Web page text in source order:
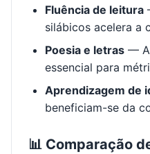
Fluência de leitura
silábicos acelera a
Poesia e letras — A
essencial para
Aprendizagem de
beneficiam-se da
📊 Comparação